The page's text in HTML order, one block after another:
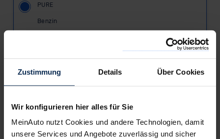
Zustimmung Details Über Cookies
Wir konfigurieren hier alles für Sie
MeinAuto nutzt Cookies und andere Technologien, damit
unsere Services und Angebote zuverlässig und sicher
PURE
Benzin
UVP) (inkl. MwSt.)
Benzin
22.490,00€
Listenpreis (UVP) (inkl. MwSt.)